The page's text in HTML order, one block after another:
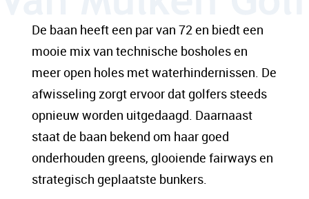
De baan heeft een par van 72 en biedt een
mooie mix van technische bosholes en
meer open holes met waterhindernissen. De
afwisseling zorgt ervoor dat golfers steeds
opnieuw worden uitgedaagd. Daarnaast
staat de baan bekend om haar goed
onderhouden greens, glooiende fairways en
strategisch geplaatste bunkers.